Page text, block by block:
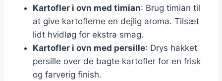
Kartofler i ovn med timian: Brug timian til
at give kartoflerne en dejlig aroma. Tilsæt
lidt hvidløg for ekstra smag.
Kartofler i ovn med persille: Drys hakket
persille over de bagte kartofler for en frisk
og farverig finish.